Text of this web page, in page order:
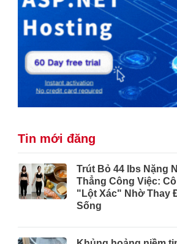
Tin mới đăng
Trút Bỏ 44 lbs Nặng
Thẳng Công Việc:
"Lột Xác" Nhờ Thay
Sống